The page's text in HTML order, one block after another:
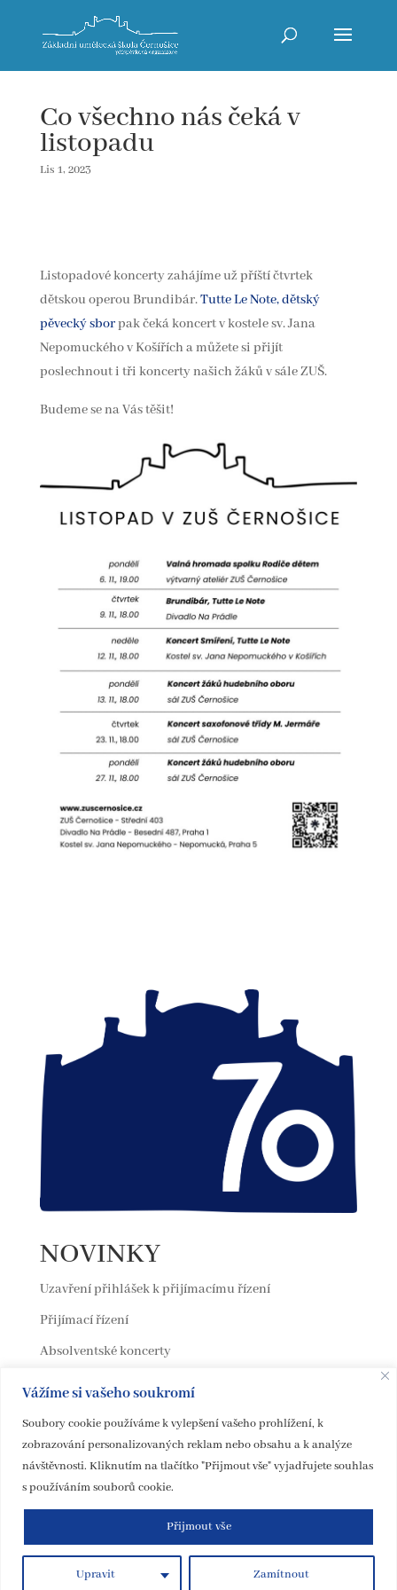
Vážíme si vašeho soukromí
Soubory cookie používáme k vylepšení vašeho prohlížení, k
zobrazování personalizovaných reklam nebo obsahu a k analýze
návštěvnosti. Kliknutím na tlačítko "Přijmout vše" vyjadřujete souhlas
s používáním souborů cookie.
Upravit Zamítnout
Přijmout vše
Co všechno nás čeká v
listopadu
Lis 1, 2023
Listopadové koncerty zahájíme už příští čtvrtek
dětskou operou Brundibár.Tutte Le Note, dětský
pěvecký sborpak čeká koncert v kostele sv. Jana
Nepomuckého v Košířích a můžete si přijít
poslechnout i tři koncerty našich žáků v sále ZUŠ.
Budeme se na Vás těšit!
NOVINKY
Uzavření přihlášek k přijímacímu řízení
Přijímací řízení
Absolventské koncerty
Design B / ZUŠ Černošice / Prohlášení o přístupnosti webových
stránek / Autorka loga: Eliška Cejnarová / Ilustrace: Michaela